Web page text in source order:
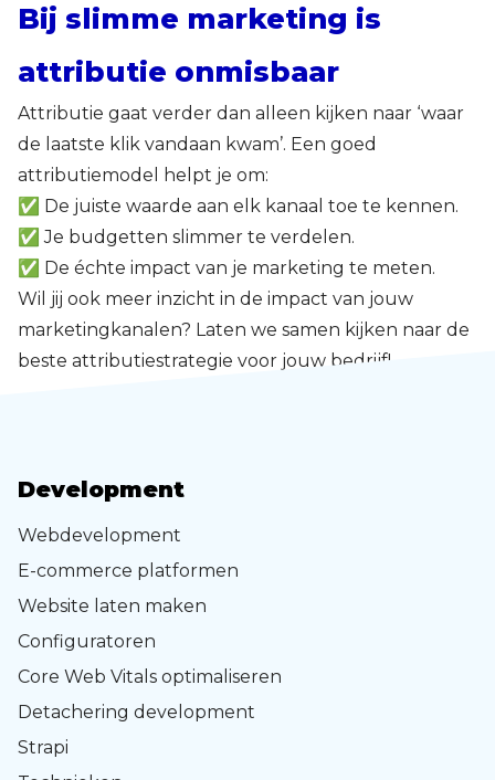
Bij slimme marketing is
attributie onmisbaar
Attributie gaat verder dan alleen kijken naar ‘waar
de laatste klik vandaan kwam’. Een goed
attributiemodel helpt je om:
✅ De juiste waarde aan elk kanaal toe te kennen.
✅ Je budgetten slimmer te verdelen.
✅ De échte impact van je marketing te meten.
Wil jij ook meer inzicht in de impact van jouw
marketingkanalen? Laten we samen kijken naar de
beste attributiestrategie voor jouw bedrijf!
Development
Webdevelopment
E-commerce platformen
Website laten maken
Configuratoren
Core Web Vitals optimaliseren
Detachering development
Strapi